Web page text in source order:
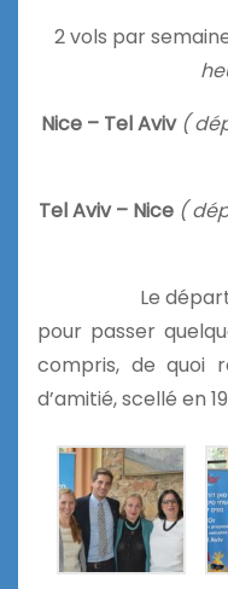
2 vols par
Nice – Tel Aviv (
Tel Aviv – Nice (
Le départ le
pour passer
compris, de quoi
d’amitié, scellé en